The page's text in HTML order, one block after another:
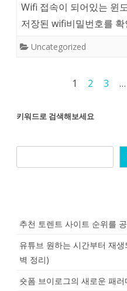
Wifi 접속이 되어있는 윈
저장된 wifi비밀번호를
Uncategorized
이
1 2 3 …
키워드로 검색해보세요
추천 토렌트 사이트 순위를
유튜브 원하는 시간부터 재
벽 정리)
숏폼 브이로그의 새로운 패러